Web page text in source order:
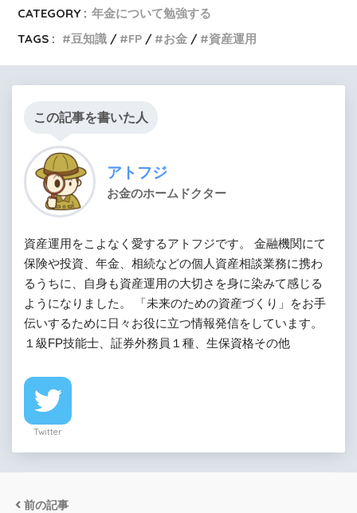
CATEGORY : 年金について勉強する
TAGS :
豆知識 FP お金 資産運用
この記事を書いた人
アトフジ
お金のホームドクター
資産運用をこよなく愛するアトフジです。 金融機関にて
保険や投資、年金、相続などの個人資産相談業務に携わ
るうちに、自身も資産運用の大切さを身に染みて感じる
ようになりました。 「未来のための資産づくり」をお手
伝いするために日々お役に立つ情報発信をしています。
１級FP技能士、証券外務員１種、生保資格その他
Twitter
前の記事